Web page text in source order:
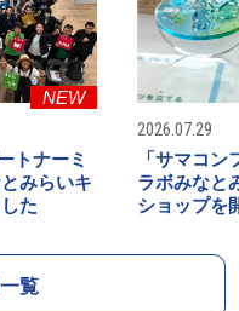
NEW
トナーミ
みらいキ
た
2026.07.29
「サマコ
ラボみなと
ショップを
覧